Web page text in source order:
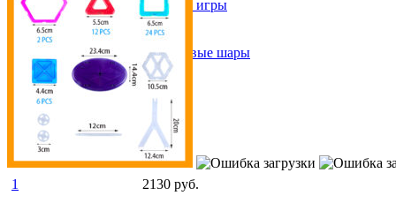
Спортивные и активные игры
Летний Ассортимент
Детский транспорт
Все для Праздника, гелевые шары
Зимний Ассортимент
Детская мебель
О магазине
Доставка и Оплата
Гарантия и возврат
Контакты
1
2130 руб.